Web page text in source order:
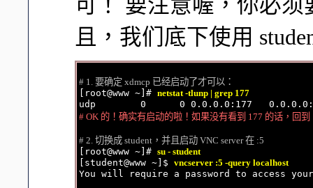
可！ 要注意喔，你必
且，我们底下使用
# 1. 要确定 xdmcp 已经启动了才可以：
[root@www ~]# netstat -tlunp | grep 177
# OK 的！确实有启动的啦！如果没有看到 177 的话，回到
# 2. 切换成 student，并且启动 VNC server 在 :5
[root@www ~]# su - student
[student@www ~]$ vncserver :5 -query localhost
You will require a password to access